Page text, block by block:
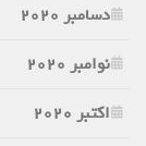
دسامبر 2020
نوامبر 2020
اکتبر 2020